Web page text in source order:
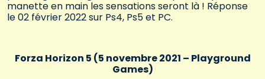
manette en main les sensations seront là ! Réponse
le 02 février 2022 sur Ps4, Ps5 et PC.
Forza Horizon 5 (5 novembre 2021 – Playground
Games)